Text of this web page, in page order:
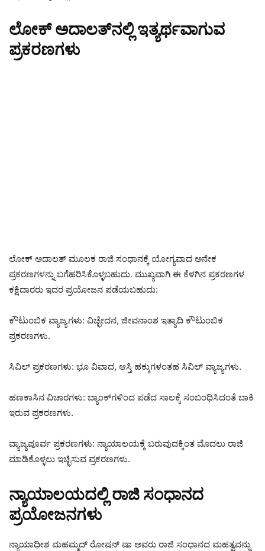
ಲೋಕ್ ಅದಾಲತ್‌ನಲ್ಲಿ ಇತ್ಯರ್ಥವಾಗುವ
ಪ್ರಕರಣಗಳು
ಲೋಕ್ ಅದಾಲತ್ ಮೂಲಕ ರಾಜಿ ಸಂಧಾನಕ್ಕೆ ಯೋಗ್ಯವಾದ ಅನೇಕ
ಪ್ರಕರಣಗಳನ್ನು ಬಗೆಹರಿಸಿಕೊಳ್ಳಬಹುದು. ಮುಖ್ಯವಾಗಿ ಈ ಕೆಳಗಿನ ಪ್ರಕರಣಗಳ
ಕಕ್ಷಿದಾರರು ಇದರ ಪ್ರಯೋಜನ ಪಡೆಯಬಹುದು:
ಕೌಟುಂಬಿಕ ವ್ಯಾಜ್ಯಗಳು: ವಿಚ್ಛೇದನ, ಜೀವನಾಂಶ ಇತ್ಯಾದಿ ಕೌಟುಂಬಿಕ
ಪ್ರಕರಣಗಳು.
ಸಿವಿಲ್ ಪ್ರಕರಣಗಳು: ಭೂ ವಿವಾದ, ಆಸ್ತಿ ಹಕ್ಕುಗಳಂತಹ ಸಿವಿಲ್ ವ್ಯಾಜ್ಯಗಳು.
ಹಣಕಾಸಿನ ವಿಚಾರಗಳು: ಬ್ಯಾಂಕ್‌ಗಳಿಂದ ಪಡೆದ ಸಾಲಕ್ಕೆ ಸಂಬಂಧಿಸಿದಂತೆ ಬಾಕಿ
ಇರುವ ಪ್ರಕರಣಗಳು.
ವ್ಯಾಜ್ಯಪೂರ್ವ ಪ್ರಕರಣಗಳು: ನ್ಯಾಯಾಲಯಕ್ಕೆ ಬರುವುದಕ್ಕಿಂತ ಮೊದಲು ರಾಜಿ
ಮಾಡಿಕೊಳ್ಳಲು ಇಚ್ಛಿಸುವ ಪ್ರಕರಣಗಳು.
ನ್ಯಾಯಾಲಯದಲ್ಲಿ ರಾಜಿ ಸಂಧಾನದ
ಪ್ರಯೋಜನಗಳು
ನ್ಯಾಯಾಧೀಶ ಮಹಮ್ಮದ್ ರೋಷನ್ ಷಾ ಅವರು ರಾಜಿ ಸಂಧಾನದ ಮಹತ್ವವನ್ನು